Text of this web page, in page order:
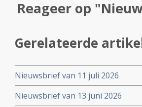
Reageer op
Gerelateerde
Nieuwsbrief van 11 juli 2026
Nieuwsbrief van 13 juni 2026